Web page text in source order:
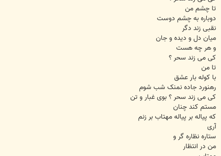
تا چشم من
دوباره به چشم دوست
نقبی زند دگر
میان دل و دیده و جان
و هر چه هست
کی می زند سحر ؟
تا من
با کوله بار عشق
رهنورد جاده نمنک شب شوم
کی می زند سحر ؟ بوی غبار و تن
مستم کند چنان
که پیاله بر پیاله مهتاب بر زنم
آری
ستاره نظاره گر و
من در انتظار